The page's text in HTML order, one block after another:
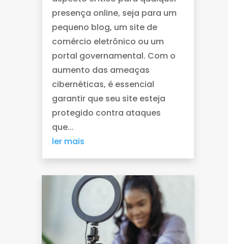
presença online, seja para um
pequeno blog, um site de
comércio eletrônico ou um
portal governamental. Com o
aumento das ameaças
cibernéticas, é essencial
garantir que seu site esteja
protegido contra ataques
que...
ler mais